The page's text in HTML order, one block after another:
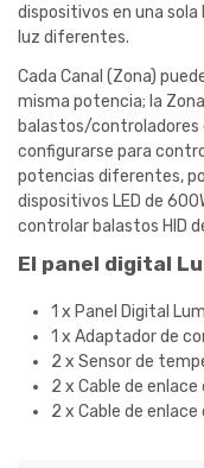
dispositivos en una
luz diferentes.
Cada Canal (Zona)
misma potencia; la
balastos/controladores
configurarse para
potencias diferentes,
dispositivos LED de
controlar balastos HID
El panel digital
1 x Panel Digital
1 x Adaptador de
2 x Sensor de
2 x Cable de
2 x Cable de enlace